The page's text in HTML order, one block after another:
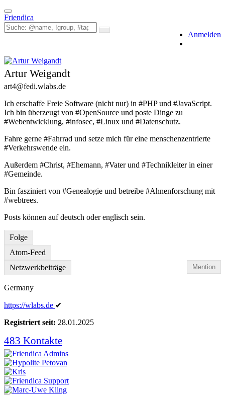
Toggle
navigation
Friendica
Anmelden
Artur Weigandt
art4@fedi.wlabs.de
Ich erschaffe Freie Software (nicht nur) in #PHP und #JavaScript.
Ich bin überzeugt von #OpenSource und poste Dinge zu
#Webentwicklung, #infosec, #Linux und #Datenschutz.
Fahre gerne #Fahrrad und setze mich für eine menschenzentrierte
#Verkehrswende ein.
Außerdem #Christ, #Ehemann, #Vater und #Technikleiter in einer
#Gemeinde.
Bin fasziniert von #Genealogie und betreibe #Ahnenforschung mit
#webtrees.
Posts können auf deutsch oder englisch sein.
Folge
Atom-Feed
Mention
Netzwerkbeiträge
Germany
https://wlabs.de ✔
Registriert seit: 28.01.2025
483 Kontakte
Kontakte
anzeigen